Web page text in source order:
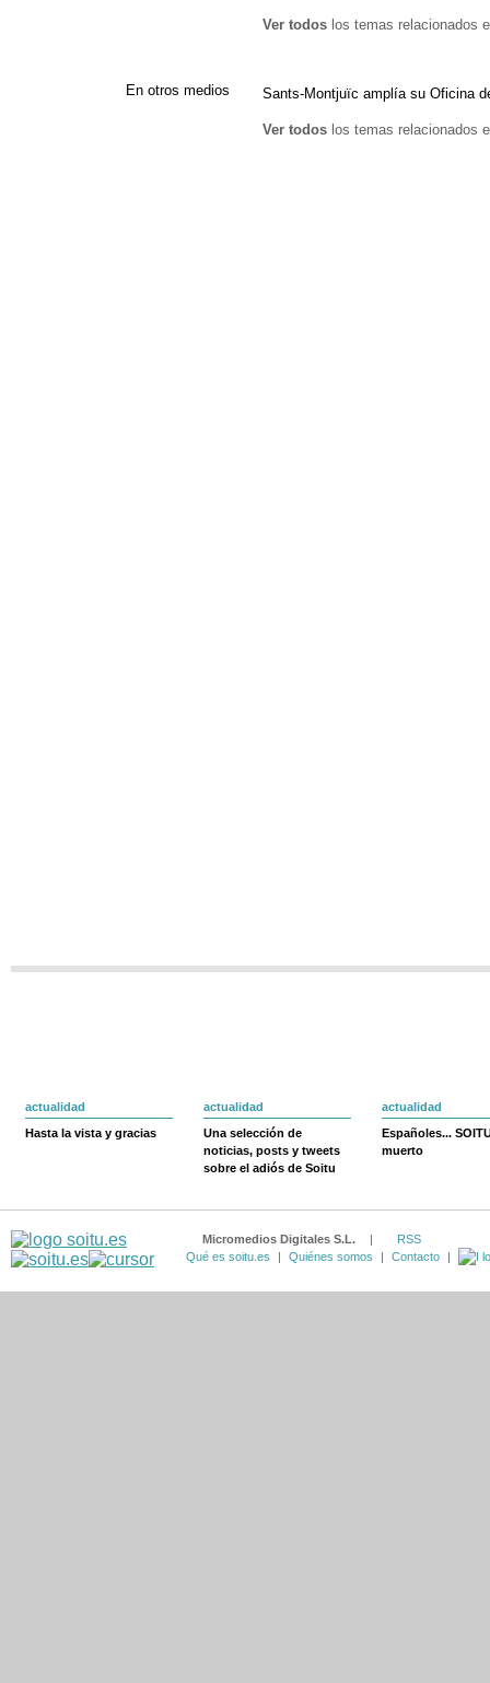
Ver todos los temas relacionados
En otros medios Sants-Montjuïc amplía su Oficina
Ver todos los temas relacionados
actualidad
Hasta la vista y gracias
actualidad
Una selección de
noticias, posts y tweets
sobre el adiós de Soitu
actualidad
Españoles...
muerto
Micromedios Digitales S.L. |
RSS
Qué es soitu.es
| Quiénes somos | Contacto |